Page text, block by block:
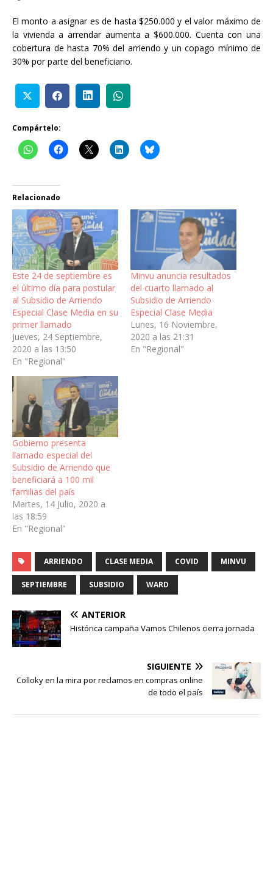
El monto a asignar es de hasta $250.000 y el valor máximo de
la vivienda a arrendar aumenta a $600.000. Cuenta con una
cobertura de hasta 70% del arriendo y un copago mínimo de
30% por parte del beneficiario.
Compártelo:
Relacionado
Este 24 de septiembre es
el último día para postular
al Subsidio de Arriendo
Especial Clase Media en su
primer llamado
Jueves, 24 Septiembre,
2020 a las 13:50
En "Regional"
Minvu anuncia resultados
del cuarto llamado al
Subsidio de Arriendo
Especial Clase Media
Lunes, 16 Noviembre,
2020 a las 21:31
En "Regional"
Gobierno presenta
llamado especial del
Subsidio de Arriendo que
beneficiará a 100 mil
familias del país
Martes, 14 Julio, 2020 a
las 18:59
En "Regional"
ARRIENDO CLASE MEDIA COVID MINVU
SEPTIEMBRE SUBSIDIO WARD
ANTERIOR
Histórica campaña Vamos Chilenos cierra jornada
SIGUIENTE
Colloky en la mira por reclamos en compras online
de todo el país